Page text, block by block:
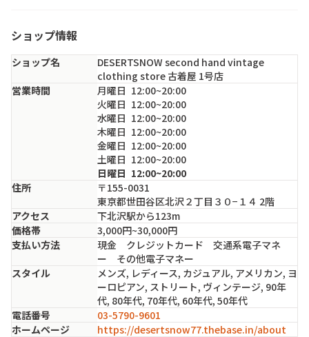
ショップ情報
ショップ名
DESERTSNOW second hand vintage
clothing store 古着屋 1号店
営業時間
月曜日 12:00~20:00
火曜日 12:00~20:00
水曜日 12:00~20:00
木曜日 12:00~20:00
金曜日 12:00~20:00
土曜日 12:00~20:00
日曜日 12:00~20:00
住所
〒155-0031
東京都世田谷区北沢２丁目３０−１４ 2階
アクセス
下北沢駅から123m
価格帯
3,000円~30,000円
支払い方法
現金 クレジットカード 交通系電子マネ
ー その他電子マネー
スタイル
メンズ, レディース, カジュアル, アメリカン, ヨ
ーロピアン, ストリート, ヴィンテージ, 90年
代, 80年代, 70年代, 60年代, 50年代
電話番号
03-5790-9601
ホームページ
https://desertsnow77.thebase.in/about